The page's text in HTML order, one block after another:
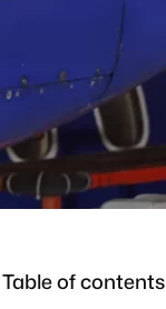
Table of contents